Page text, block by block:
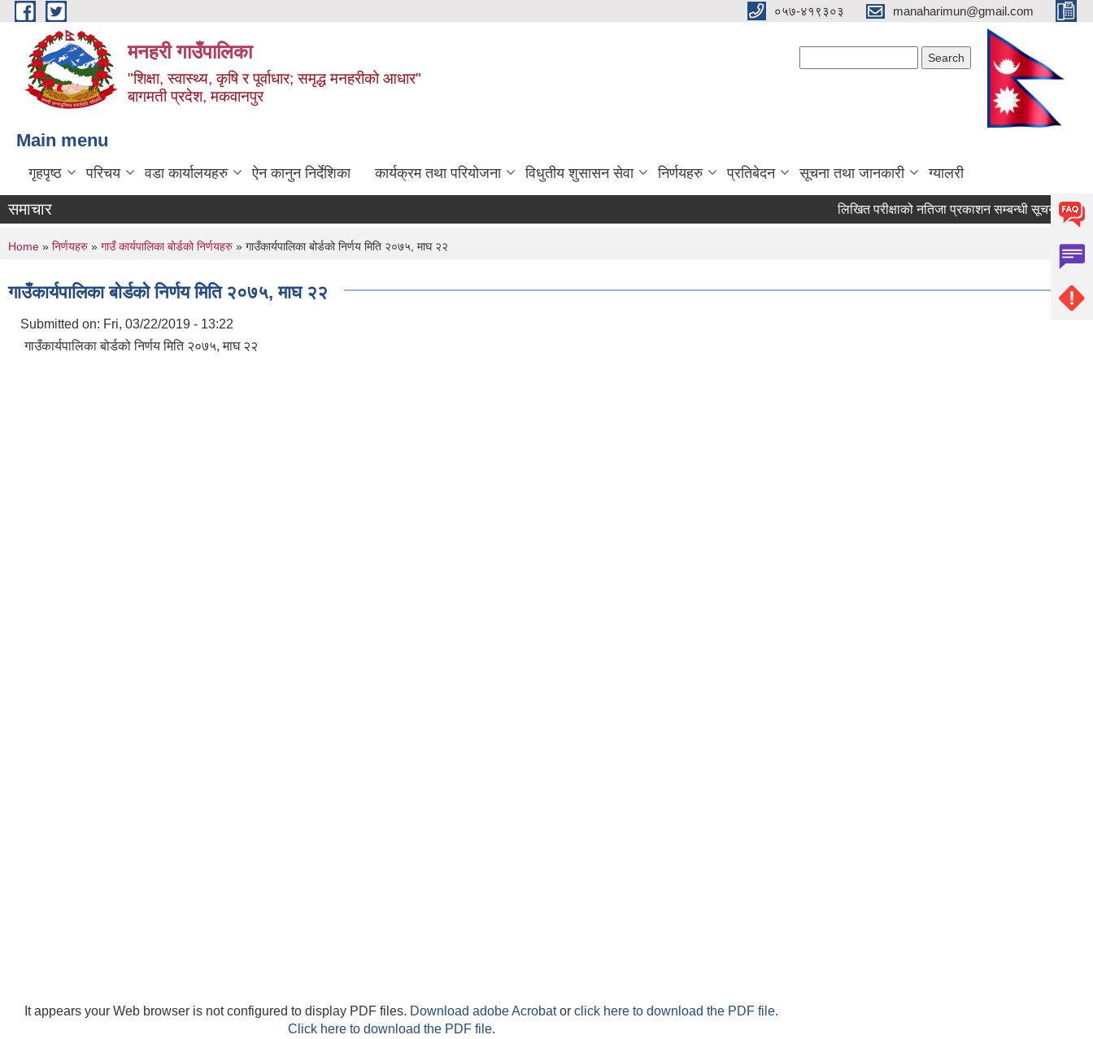
Skip to main content ०५७-४१९३०३ manaharimun@gmail.com
मनहरी गाउँपालिका
"शिक्षा, स्वास्थ्य, कृषि र पूर्वाधार; समृद्ध मनहरीको आधार"
बागमती प्रदेश, मकवानपुर
Main menu
गृहपृष्ठ परिचय वडा कार्यालयहरु ऐन कानुन निर्देशिका कार्यक्रम तथा परियोजना विधुतीय शुसासन सेवा निर्णयहरु प्रतिबेदन सूचना तथा जानकारी ग्यालरी
समाचार लिखित परीक्षाको नतिजा प्रकाशन सम्बन्धी सूचना । दररेट
You are here
Home » निर्णयहरु » गाउँ कार्यपालिका बोर्डको निर्णयहरु » गाउँकार्यपालिका बोर्डको निर्णय मिति २०७५, माघ २२
गाउँकार्यपालिका बोर्डको निर्णय मिति २०७५, माघ २२
Submitted on: Fri, 03/22/2019 - 13:22
गाउँकार्यपालिका बोर्डको निर्णय मिति २०७५, माघ २२
It appears your Web browser is not configured to display PDF files. Download adobe Acrobator click here to download the PDF file.
Click here to download the PDF file.